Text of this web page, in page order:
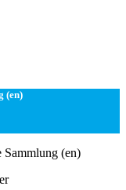
(en)
Sammlung (en)